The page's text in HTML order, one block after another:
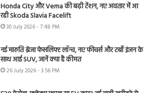
Honda City और Verna की बढ़ी टेंशन, नए अवतार में आ
रही Skoda Slavia Facelift
30 July 2026 - 7:48 PM
नई मारुति ब्रेजा फेसलिफ्ट लॉन्च, नए फीचर्स और टर्बो इंजन के
साथ आई SUV, जानें क्या है कीमत
26 July 2026 - 3:56 PM